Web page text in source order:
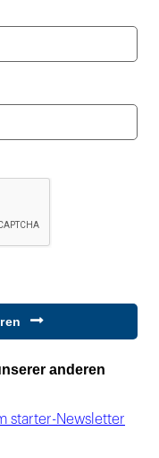
anderen
starter-Newsletter